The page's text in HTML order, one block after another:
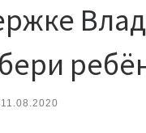
11.08.2020